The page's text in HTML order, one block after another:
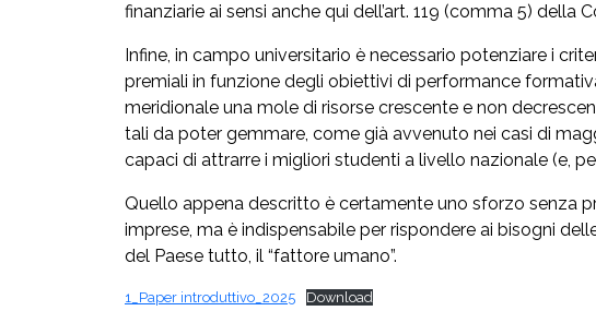
finanziarie ai sensi anche qui dell’art. 119 (comma 5) della
Infine, in campo universitario è necessario potenziare i
premiali in funzione degli obiettivi di performance
meridionale una mole di risorse crescente e non
tali da poter gemmare, come già avvenuto nei casi di
capaci di attrarre i migliori studenti a livello nazionale (e,
Quello appena descritto è certamente uno sforzo senza
imprese, ma è indispensabile per rispondere ai bisogni
del Paese tutto, il “fattore umano”.
1_Paper introduttivo_2025 Download